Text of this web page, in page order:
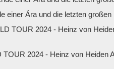
einer Ära und die letzten großen
2024 - Heinz von Heiden